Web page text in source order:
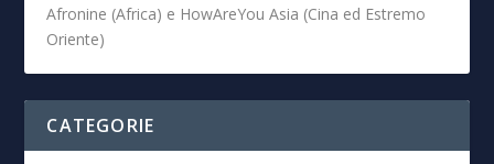
Afronine (Africa) e HowAreYou Asia (Cina ed Estremo
Oriente)
CATEGORIE